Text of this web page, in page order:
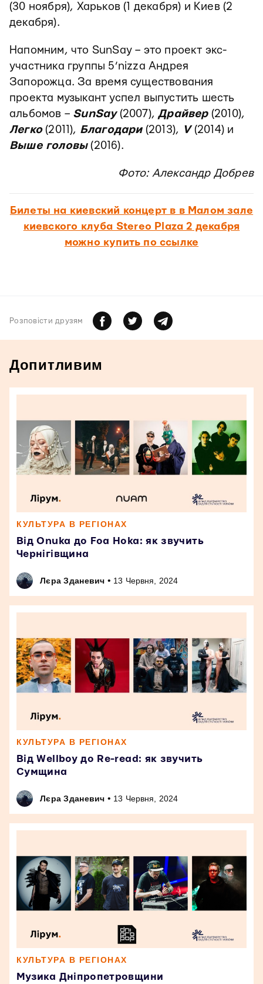
(30 ноября), Харьков (1 декабря) и Киев (2
декабря).
Напомним, что SunSay – это проект экс-
участника группы 5’nizza Андрея
Запорожца. За время существования
проекта музыкант успел выпустить шесть
альбомов – SunSay (2007),Драйвер(2010),
Легко (2011), Благодари (2013), V(2014) и
Выше головы(2016).
Фото: Александр Добрев
Билеты на киевский концерт в в Малом зале
киевского клуба Stereo Plaza 2 декабря
можно купить по ссылке
Розповiсти друзям
Допитливим
КУЛЬТУРА В РЕГІОНАХ
Від Onuka до Foa Hoka: як звучить
Чернігівщина
Лєра Зданевич • 13 Червня, 2024
КУЛЬТУРА В РЕГІОНАХ
Від Wellboy до Re-read: як звучить
Сумщина
Лєра Зданевич • 13 Червня, 2024
КУЛЬТУРА В РЕГІОНАХ
Музика Дніпропетровщини